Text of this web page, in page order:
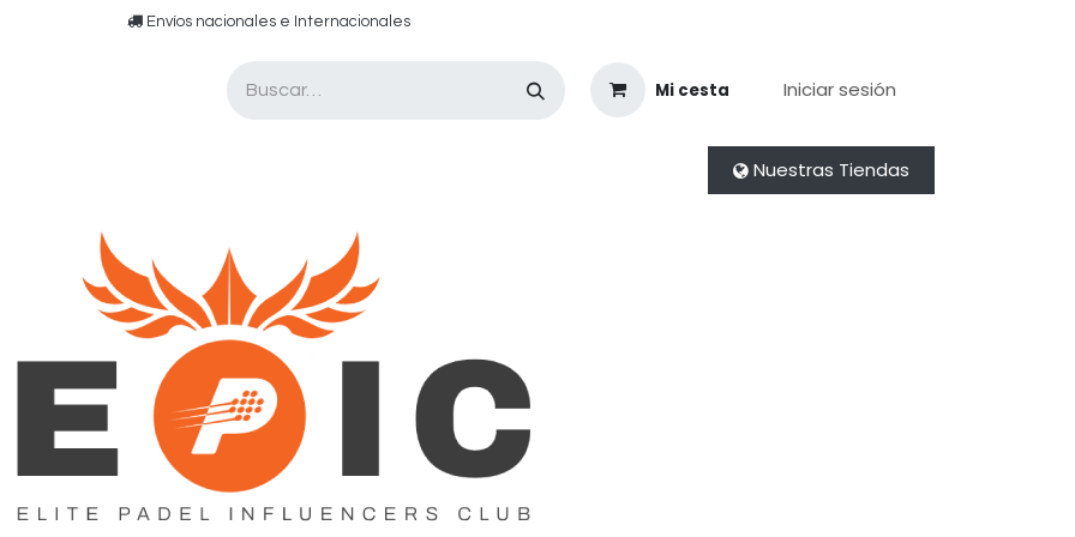
​​ E​nvíos nacionales e ​​​Internacionales​
Mi cesta Iniciar sesión
Nuestras Tiendas